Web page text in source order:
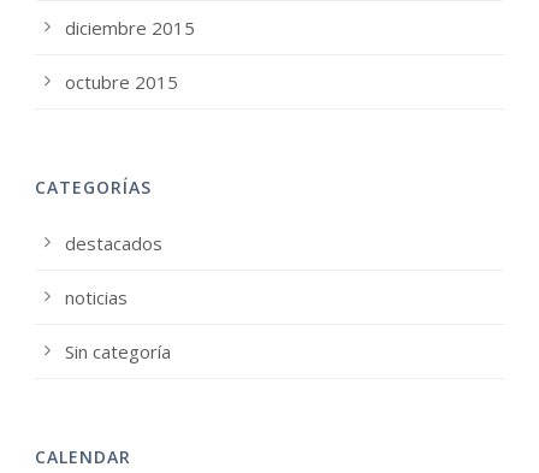
diciembre 2015
octubre 2015
CATEGORÍAS
destacados
noticias
Sin categoría
CALENDAR